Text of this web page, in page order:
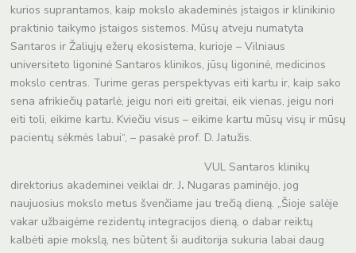
kurios suprantamos, kaip mokslo akademinės įstaigos ir klinikinio
praktinio taikymo įstaigos sistemos. Mūsų atveju numatyta
Santaros ir Žaliųjų ežerų ekosistema, kurioje – Vilniaus
universiteto ligoninė Santaros klinikos, jūsų ligoninė, medicinos
mokslo centras. Turime geras perspektyvas eiti kartu ir, kaip sako
sena afrikiečių patarlė, jeigu nori eiti greitai, eik vienas, jeigu nori
eiti toli, eikime kartu. Kviečiu visus – eikime kartu mūsų visų ir mūsų
pacientų sėkmės labui“, – pasakė prof. D. Jatužis.
VUL Santaros klinikų
direktorius akademinei veiklai dr. J. Nugaras paminėjo, jog
naujuosius mokslo metus švenčiame jau trečią dieną. „Šioje salėje
vakar užbaigėme rezidentų integracijos dieną, o dabar reiktų
kalbėti apie mokslą, nes būtent ši auditorija sukuria labai daug